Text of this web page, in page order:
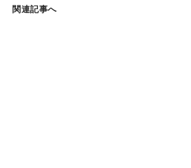
関連記事へ